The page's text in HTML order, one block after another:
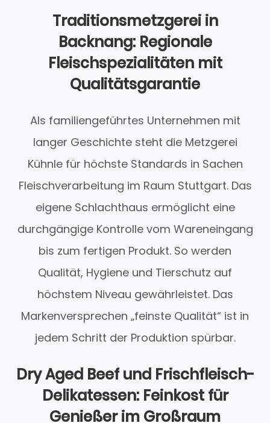
Traditionsmetzgerei in
Backnang: Regionale
Fleischspezialitäten mit
Qualitätsgarantie
Als familiengeführtes Unternehmen mit
langer Geschichte steht die Metzgerei
Kühnle für höchste Standards in Sachen
Fleischverarbeitung im Raum Stuttgart. Das
eigene Schlachthaus ermöglicht eine
durchgängige Kontrolle vom Wareneingang
bis zum fertigen Produkt. So werden
Qualität, Hygiene und Tierschutz auf
höchstem Niveau gewährleistet. Das
Markenversprechen „feinste Qualität“ ist in
jedem Schritt der Produktion spürbar.
Dry Aged Beef und Frischfleisch-
Delikatessen: Feinkost für
Genießer im Großraum